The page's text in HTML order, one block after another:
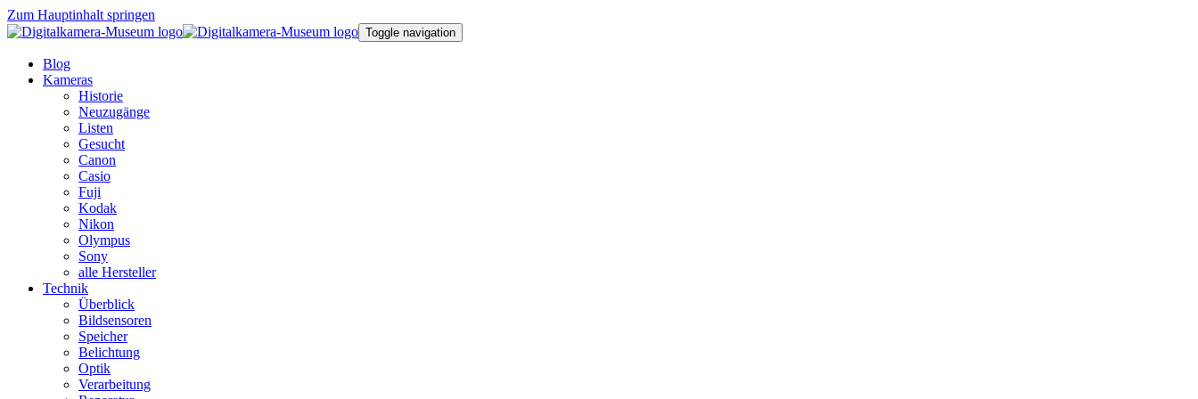
Zum Hauptinhalt springen
Toggle navigation
Blog
Kameras
Historie
Neuzugänge
Listen
Gesucht
Canon
Casio
Fuji
Kodak
Nikon
Olympus
Sony
alle Hersteller
Technik
Überblick
Bildsensoren
Speicher
Belichtung
Optik
Verarbeitung